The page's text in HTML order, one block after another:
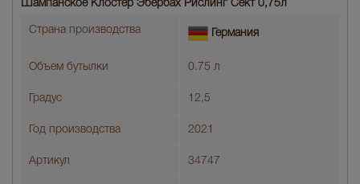
Шампанское Клостер Эбербах Рислинг Сект 0,75л
Страна производства Германия
Объем бутылки 0.75 л
Градус 12,5
Год производства 2021
Артикул 34747